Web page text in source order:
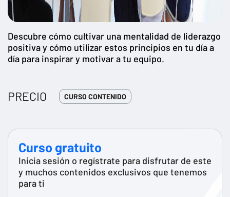
Descubre cómo cultivar una mentalidad de liderazgo
positiva y cómo utilizar estos principios en tu día a
día para inspirar y motivar a tu equipo.
PRECIO CURSO CONTENIDO
Curso gratuito
Inicia sesión o regístrate para disfrutar de este
y muchos contenidos exclusivos que tenemos
para ti